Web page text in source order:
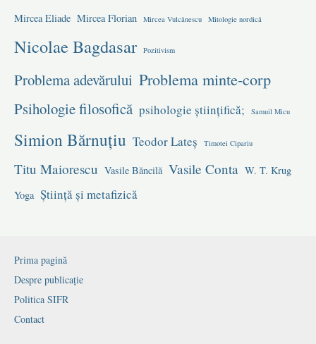
Mircea Eliade Mircea Florian Mircea Vulcănescu Mitologie nordică
Nicolae Bagdasar Pozitivism
Problema adevărului Problema minte-corp
Psihologie filosofică psihologie științifică; Samuil Micu
Simion Bărnuțiu Teodor Lateș Timotei Cipariu
Titu Maiorescu Vasile Băncilă Vasile Conta W. T. Krug
Yoga Știință și metafizică
Prima pagină
Despre publicație
Politica SIFR
Contact